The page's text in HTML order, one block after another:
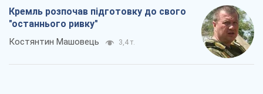
Кремль розпочав підготовку до свого
"останнього ривку"
Костянтин Машовець 3,4 т.